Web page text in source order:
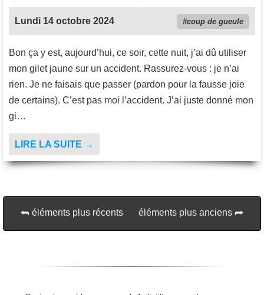
Lundi 14 octobre 2024 coup de gueule
Bon ça y est, aujourd’hui, ce soir, cette nuit, j’ai dû utiliser
mon gilet jaune sur un accident. Rassurez-vous : je n’ai
rien. Je ne faisais que passer (pardon pour la fausse joie
de certains). C’est pas moi l’accident. J’ai juste donné mon
gi…
LIRE LA SUITE →
éléments plus récents éléments plus anciens